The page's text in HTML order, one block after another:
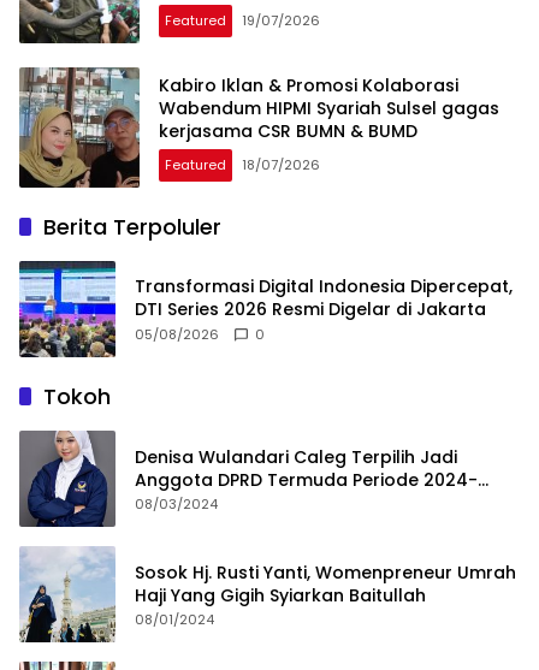
Featured 19/07/2026
Kabiro Iklan & Promosi Kolaborasi
Wabendum HIPMI Syariah Sulsel gagas
kerjasama CSR BUMN & BUMD
Featured 18/07/2026
Berita Terpoluler
Transformasi Digital Indonesia Dipercepat,
DTI Series 2026 Resmi Digelar di Jakarta
05/08/2026 0
Tokoh
Denisa Wulandari Caleg Terpilih Jadi
Anggota DPRD Termuda Periode 2024-
2029
08/03/2024
Sosok Hj. Rusti Yanti, Womenpreneur Umrah
Haji Yang Gigih Syiarkan Baitullah
08/01/2024